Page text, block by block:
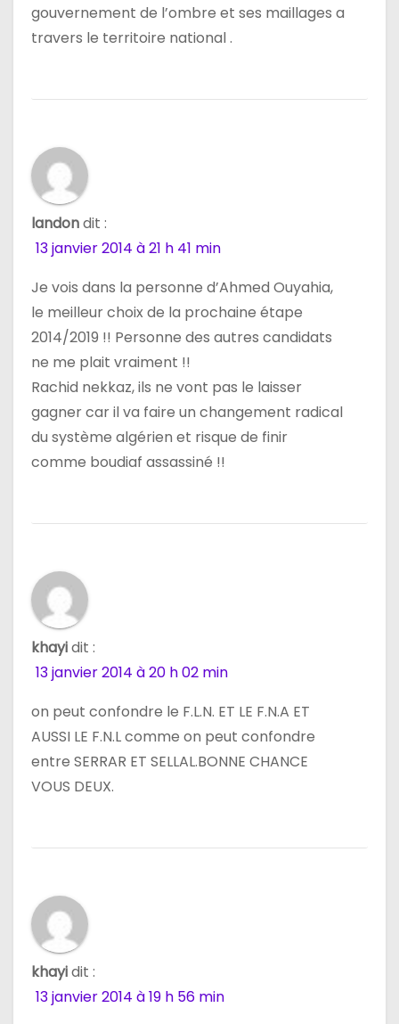
gouvernement de l’ombre et ses maillages a
travers le territoire national .
landondit :
13 janvier 2014 à 21 h 41 min
Je vois dans la personne d’Ahmed Ouyahia,
le meilleur choix de la prochaine étape
2014/2019 !! Personne des autres candidats
ne me plait vraiment !!
Rachid nekkaz, ils ne vont pas le laisser
gagner car il va faire un changement radical
du système algérien et risque de finir
comme boudiaf assassiné !!
khayidit :
13 janvier 2014 à 20 h 02 min
on peut confondre le F.L.N. ET LE F.N.A ET
AUSSI LE F.N.L comme on peut confondre
entre SERRAR ET SELLAL.BONNE CHANCE
VOUS DEUX.
khayidit :
13 janvier 2014 à 19 h 56 min